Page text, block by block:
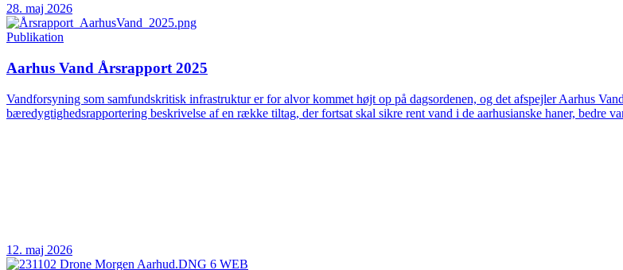
28. maj 2026
Publikation
Aarhus Vand Årsrapport 2025
Vandforsyning som samfundskritisk infrastruktur er for alvor kommet højt op på dagsordenen, og det afspejler Aarhus
bæredygtighedsrapportering beskrivelse af en række tiltag, der fortsat skal sikre rent vand i de aarhusianske haner, bedre
12. maj 2026